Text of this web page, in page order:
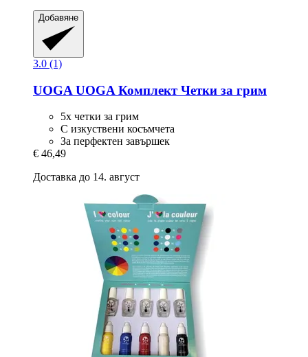
Добавяне
3.0 (1)
UOGA UOGA Комплект Четки за грим
5x четки за грим
С изкуствени косъмчета
За перфектен завършек
€ 46,49
Доставка до 14. август